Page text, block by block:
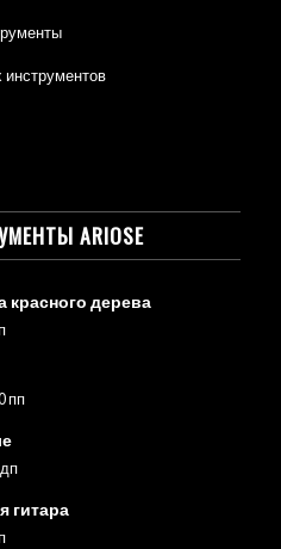
ARIOSE
красного дерева
пп
гитара